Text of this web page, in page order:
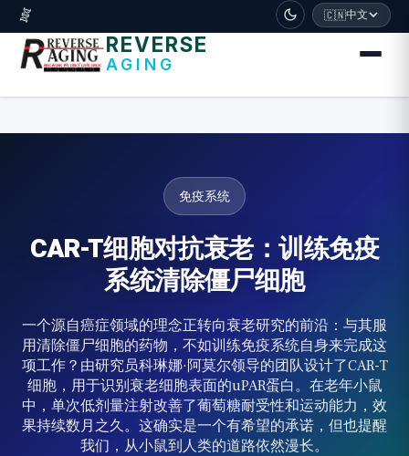
דלג לתוכן הראשי
🧬 🇨🇳中文
REVERSE
AGING
免疫系统
CAR-T细胞对抗衰老：训练免疫
系统清除僵尸细胞
一个源自癌症领域的理念正转向衰老研究的前沿：与其服
用清除僵尸细胞的药物，不如训练免疫系统自身来完成这
项工作？由研究员科琳娜·阿莫尔领导的团队设计了CAR-T
细胞，用于识别衰老细胞表面的uPAR蛋白。在老年小鼠
中，单次低剂量注射改善了葡萄糖耐受性和运动能力，效
果持续数月之久。这确实是一个有希望的承诺，但也提醒
我们，从小鼠到人类的道路依然漫长。